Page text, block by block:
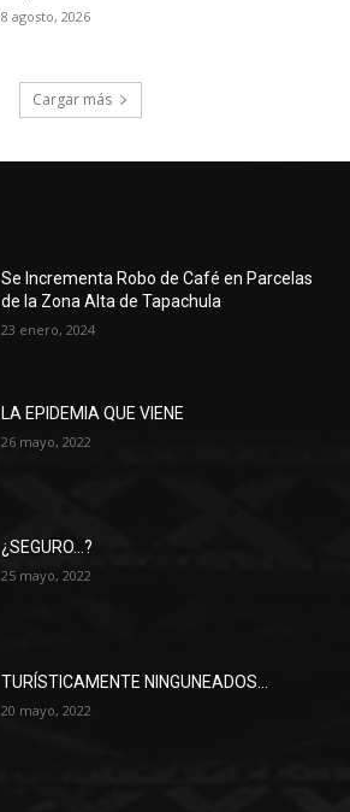
8 agosto, 2026
Cargar más
Se Incrementa Robo de Café en Parcelas
de la Zona Alta de Tapachula
23 enero, 2024
LA EPIDEMIA QUE VIENE
26 mayo, 2022
¿SEGURO…?
25 mayo, 2022
TURÍSTICAMENTE NINGUNEADOS…
20 mayo, 2022